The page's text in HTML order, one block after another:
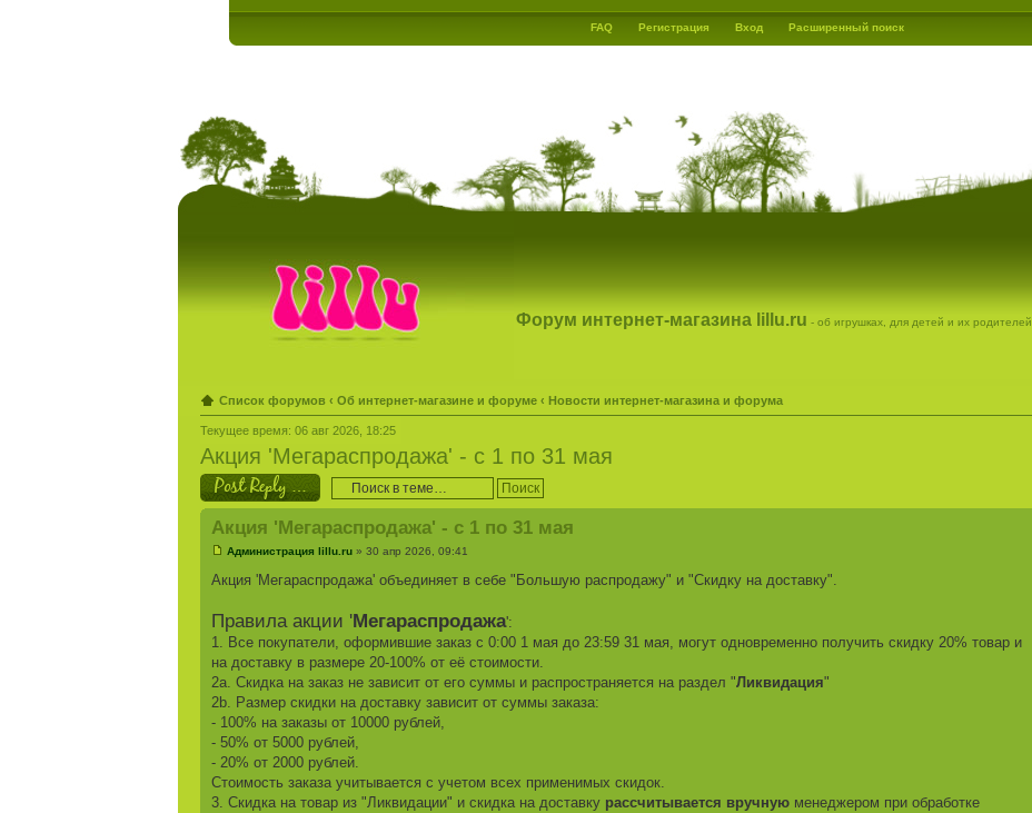
FAQ Регистрация Вход Расширенный поиск
Форум интернет-магазина lillu.ru - об игрушках, для детей и их родителей
Список форумов ‹ Об интернет-магазине и форуме ‹ Новости интернет-магазина и форума
Текущее время: 06 авг 2026, 18:25
Акция 'Мегараспродажа' - с 1 по 31 мая
Ответить
Акция 'Мегараспродажа' - с 1 по 31 мая
Администрация lillu.ru » 30 апр 2026, 09:41
Акция 'Мегараспродажа' объединяет в себе "Большую распродажу" и "Скидку на доставку".
Правила акции 'Мегараспродажа':
1. Все покупатели, оформившие заказ с 0:00 1 мая до 23:59 31 мая, могут одновременно получить скидку 20% товар и
на доставку в размере 20-100% от её стоимости.
2a. Скидка на заказ не зависит от его суммы и распространяется на раздел "Ликвидация"
2b. Размер скидки на доставку зависит от суммы заказа:
- 100% на заказы от 10000 рублей,
- 50% от 5000 рублей,
- 20% от 2000 рублей.
Стоимость заказа учитывается с учетом всех применимых скидок.
3. Скидка на товар из "Ликвидации" и скидка на доставку рассчитывается вручную менеджером при обработке